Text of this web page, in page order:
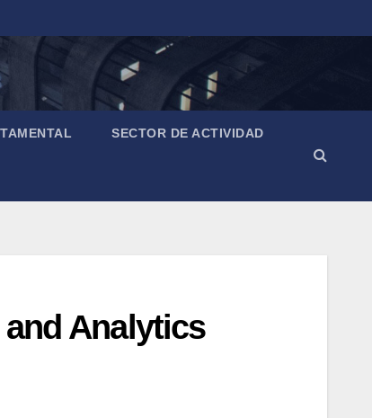
SECTOR DE ACTIVIDAD
Analytics